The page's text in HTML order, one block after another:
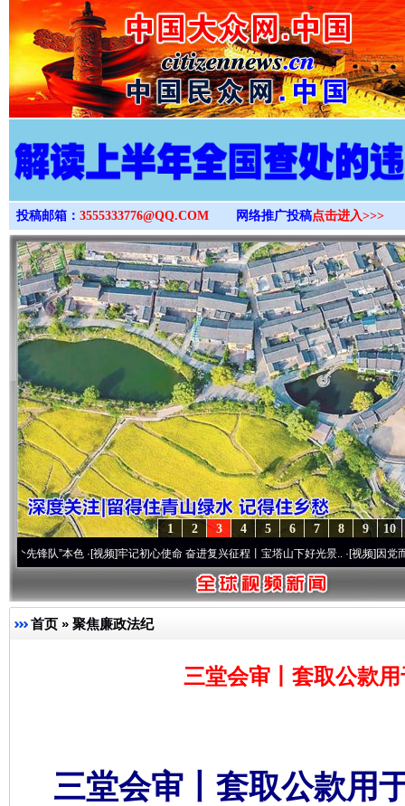
>
投稿邮箱： 3555333776@QQ.COM 网络推广投稿点击进入>>>
10
9
8
7
6
5
4
3
2
1
本色·[视频]牢记初心使命 奋进复兴征程丨宝塔山下好光景..·[视频]因党而生 为党而
首页 » 聚焦廉政法纪
三堂会审丨套取公款
三堂会审丨套取公款用